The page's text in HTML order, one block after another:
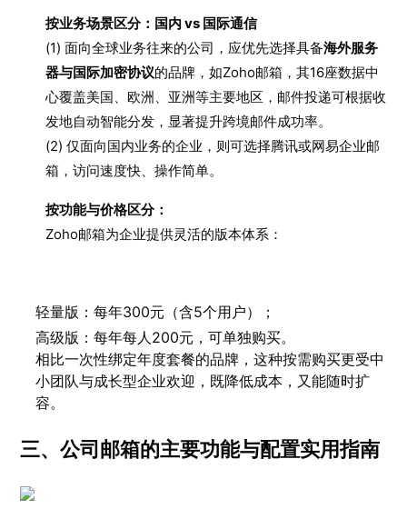
按业务场景区分：国内 vs 国际通信
(1) 面向全球业务往来的公司，应优先选择具备海外服务
器与国际加密协议的品牌，如Zoho邮箱，其16座数据中
心覆盖美国、欧洲、亚洲等主要地区，邮件投递可根据收
发地自动智能分发，显著提升跨境邮件成功率。
(2) 仅面向国内业务的企业，则可选择腾讯或网易企业邮
箱，访问速度快、操作简单。
按功能与价格区分：
Zoho邮箱为企业提供灵活的版本体系：
轻量版：每年300元（含5个用户）；
高级版：每年每人200元，可单独购买。
相比一次性绑定年度套餐的品牌，这种按需购买更受中
小团队与成长型企业欢迎，既降低成本，又能随时扩
容。
三、公司邮箱的主要功能与配置实用指南